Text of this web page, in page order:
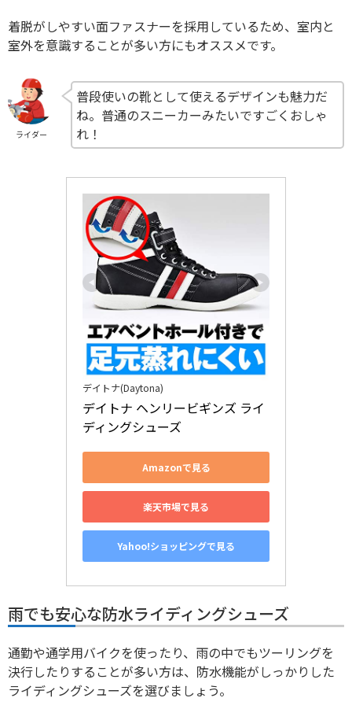
着脱がしやすい面ファスナーを採用しているため、室内と
室外を意識することが多い方にもオススメです。
ライダー
普段使いの靴として使えるデザインも魅力だ
ね。普通のスニーカーみたいですごくおしゃ
れ！
デイトナ(Daytona)
デイトナ ヘンリービギンズ ライ
ディングシューズ
Amazonで見る
楽天市場で見る
Yahoo!ショッピングで見る
雨でも安心な防水ライディングシューズ
通勤や通学用バイクを使ったり、雨の中でもツーリングを
決行したりすることが多い方は、防水機能がしっかりした
ライディングシューズを選びましょう。